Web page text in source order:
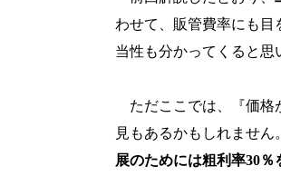
わせて、販管費率にも目
当性も分かってくると思
ただここでは、『価格
見もあるかもしれませ
展のためには粗利率30％